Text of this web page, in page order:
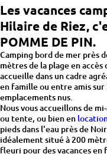
Les vacances
Hilaire de Riez,
POMME DE PIN.
Camping bord de mer près
mètres de la plage en
accueille dans un cadre
en famille ou entre amis
emplacements nus.
Nous vous accueillons de
ou tente, ou bien en
pieds dans l'eau près de
idéalement situé à 200
fleuri pour des vacances